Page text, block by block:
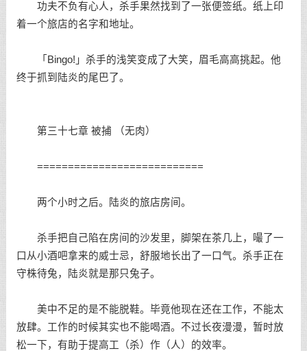
功夫不负有心人，杀手果然找到了一张便签纸。纸上印
着一个旅店的名字和地址。
「Bingo!」杀手的浅笑变成了大笑，眉毛高高挑起。他
终于抓到陆炎的尾巴了。
第三十七章 被捕 （无肉）
===========================
两个小时之后。陆炎的旅店房间。
杀手把自己陷在房间的沙发里，脚架在茶几上，嘬了一
口从小酒吧拿来的威士忌，舒服地长出了一口气。杀手正在
守株待兔，陆炎就是那只兔子。
美中不足的是不能脱鞋。毕竟他现在还在工作，不能太
放肆。工作的时候其实也不能喝酒。不过长夜漫漫，暂时放
松一下，有助于提高工（杀）作（人）的效率。